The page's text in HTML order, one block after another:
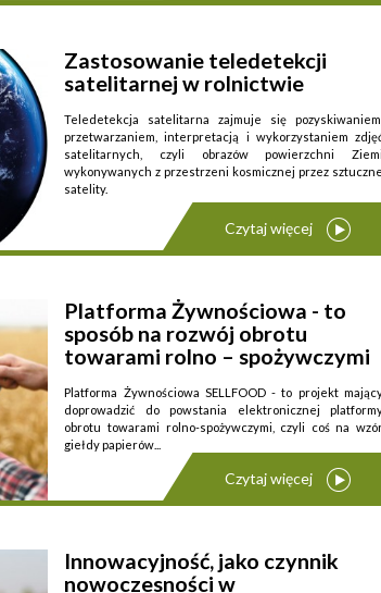
Przedmiotem działań spółdzielni ...
Zastosowanie teledetekcji
satelitarnej w rolnictwie
Teledetekcja satelitarna zajmuje się pozyskiwaniem,
przetwarzaniem, interpretacją i wykorzystaniem
satelitarnych, czyli obrazów powierzchni Ziemi
wykonywanych z przestrzeni kosmicznej przez sztuczne
satelity.
Czytaj więcej
Platforma Żywnościowa - to
sposób na rozwój obrotu
towarami rolno – spożywczymi
Platforma Żywnościowa SELLFOOD - to projekt
doprowadzić do powstania elektronicznej
obrotu towarami rolno-spożywczymi, czyli coś na
giełdy papierów...
Czytaj więcej
Innowacyjność, jako czynnik
nowoczesności w